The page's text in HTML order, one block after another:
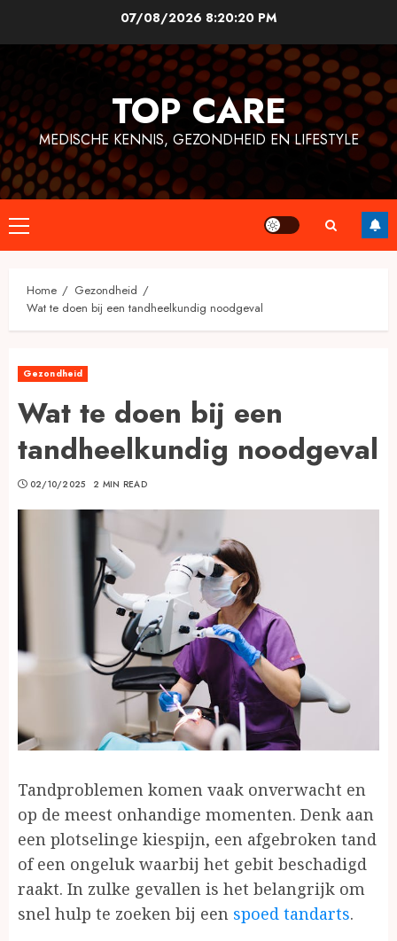
07/08/20268:20:21 PM
TOP CARE
MEDISCHE KENNIS, GEZONDHEID EN LIFESTYLE
Primary
Menu
Home
Gezondheid
Wat te doen bij een tandheelkundig noodgeval
Gezondheid
Wat te doen bij een
tandheelkundig noodgeval
02/10/2025 2 MIN READ
Tandproblemen komen vaak onverwacht en
op de meest onhandige momenten. Denk aan
een plotselinge kiespijn, een afgebroken tand
of een ongeluk waarbij het gebit beschadigd
raakt. In zulke gevallen is het belangrijk om
snel hulp te zoeken bij een spoed tandarts.